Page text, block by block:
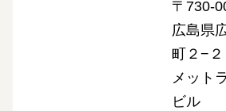
〒730-
広島県
町２−２
メット
ビル